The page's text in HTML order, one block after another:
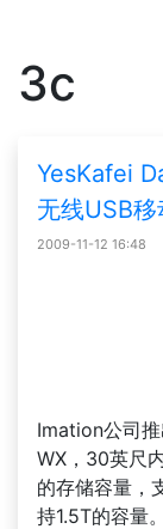
3c
YesKafei
无线USB
2009-11-12 16:48
Imation公司
WX，30英尺
的存储容量，
持1.5T的容量。